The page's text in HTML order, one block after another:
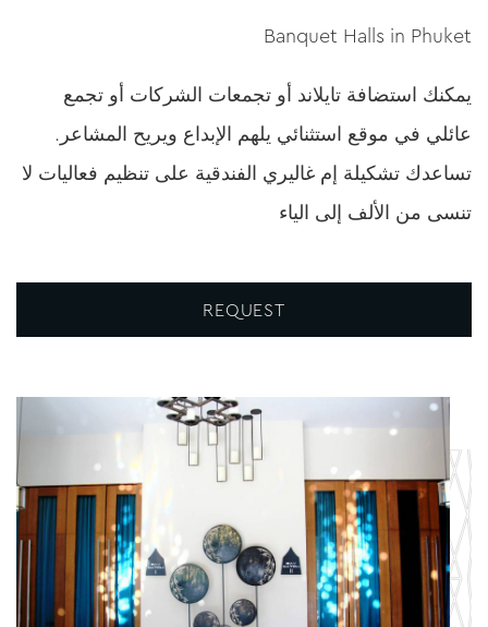
Banquet Halls in Phuket
يمكنك استضافة تايلاند أو تجمعات الشركات أو تجمع
عائلي في موقع استثنائي يلهم الإبداع ويريح المشاعر.
تساعدك تشكيلة إم غاليري الفندقية على تنظيم فعاليات لا
تنسى من الألف إلى الياء
REQUEST